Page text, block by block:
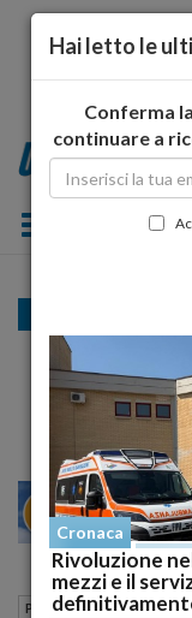
Toggle
Intervista al
Ottaviano
Politica L'Aquila (AQ)
Hai letto le
Conferma
continuare a
Cronaca
Rivoluzione
mezzi e il